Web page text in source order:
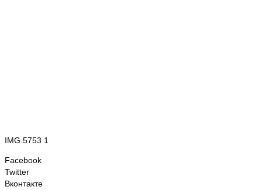
IMG 5753 1
Facebook
Twitter
Вконтакте